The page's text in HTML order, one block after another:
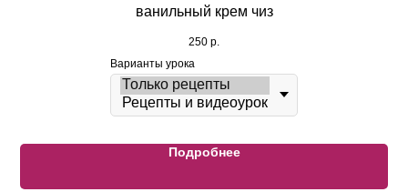
ванильный крем чиз
250 р.
Варианты урока
Подробнее